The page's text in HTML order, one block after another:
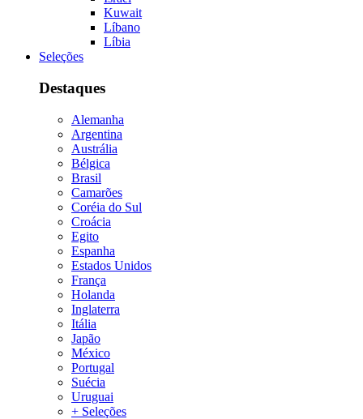
Kuwait
Líbano
Líbia
Seleções
Destaques
Alemanha
Argentina
Austrália
Bélgica
Brasil
Camarões
Coréia do Sul
Croácia
Egito
Espanha
Estados Unidos
França
Holanda
Inglaterra
Itália
Japão
México
Portugal
Suécia
Uruguai
+ Seleções